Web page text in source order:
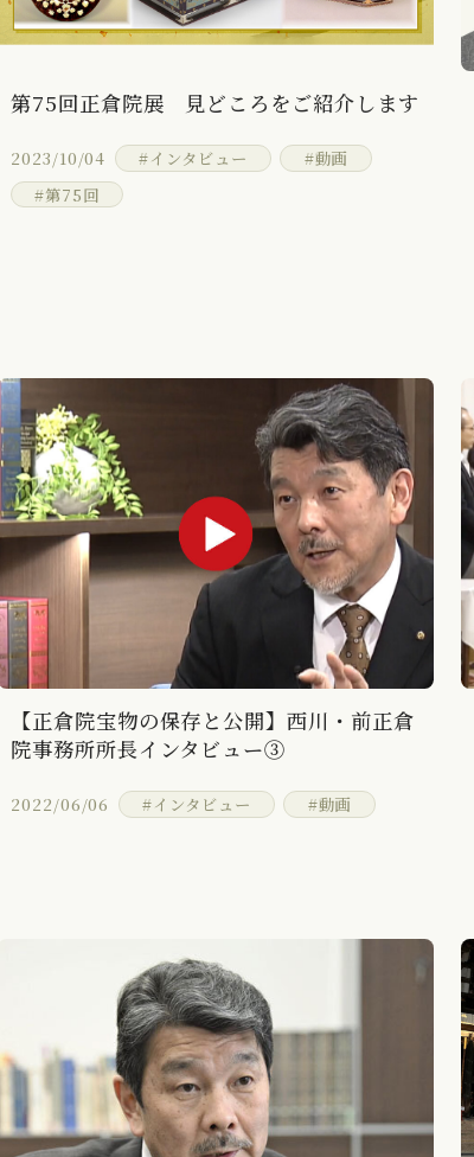
第75回正倉院展 見どころをご紹介します
2023/10/04 #インタビュー
#動画
#第75回
【正倉院宝物の保存と公開】西川・前正倉
院事務所所長インタビュー③
2022/06/06 #インタビュー #動画